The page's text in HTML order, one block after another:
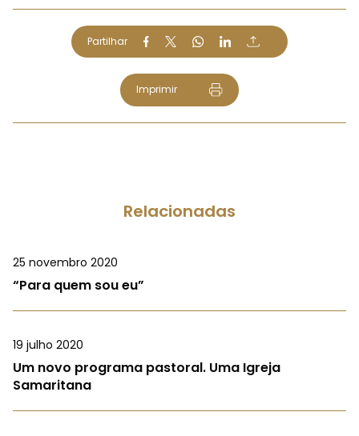
Partilhar
Imprimir
Relacionadas
25 novembro 2020
“Para quem sou eu”
19 julho 2020
Um novo programa pastoral. Uma Igreja
Samaritana